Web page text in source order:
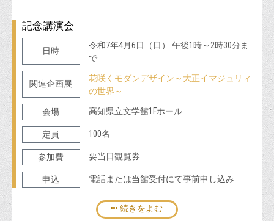
記念講演会
日時
令和7年4月6日（日） 午後1時～2時30分ま
で
関連企画展
花咲くモダンデザイン～大正イマジュリィ
の世界～
会場 高知県立文学館1Fホール
定員 100名
参加費 要当日観覧券
申込 電話または当館受付にて事前申し込み
続きをよむ